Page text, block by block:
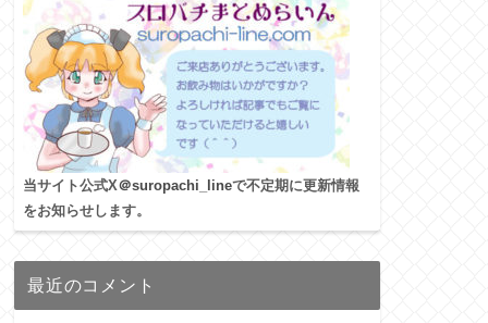
当サイト公式X＠suropachi_lineで不定期に更新情報
をお知らせします。
最近のコメント